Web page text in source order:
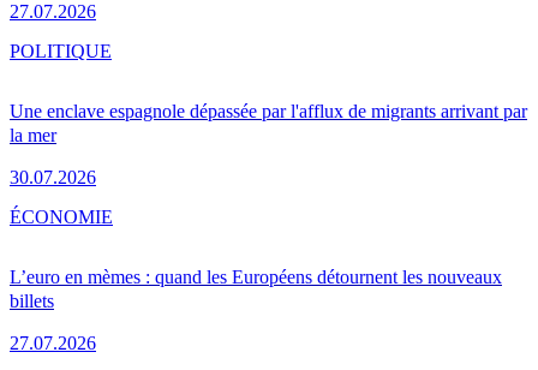
27.07.2026
Une enclave espagnole dépassée par l'afflux de migrants arrivant par
la mer
30.07.2026
POLITIQUE
L’euro en mèmes : quand les Européens détournent les nouveaux
billets
27.07.2026
ÉCONOMIE